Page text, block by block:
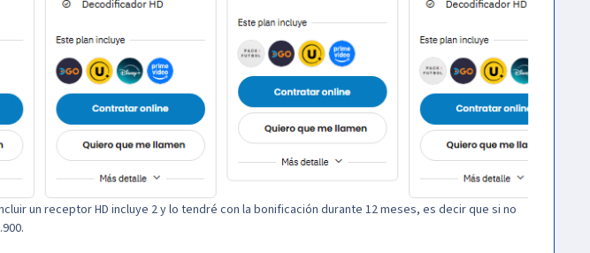
un receptor HD incluye 2 y lo tendré con la bonificación durante 12 meses, es decir que si no